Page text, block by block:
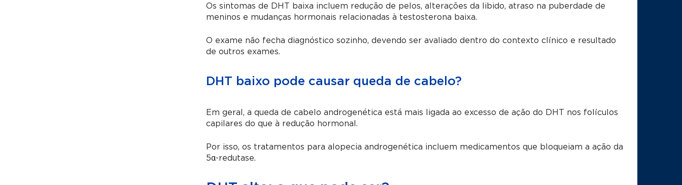
Os sintomas de DHT baixa incluem redução de pelos, alterações da libido, atraso na puberdade de
meninos e mudanças hormonais relacionadas à testosterona baixa.
O exame não fecha diagnóstico sozinho, devendo ser avaliado dentro do contexto clínico e resultado
de outros exames.
DHT baixo pode causar queda de cabelo?
Em geral, a queda de cabelo androgenética está mais ligada ao excesso de ação do DHT nos folículos
capilares do que à redução hormonal.
Por isso, os tratamentos para alopecia androgenética incluem medicamentos que bloqueiam a ação da
5α-redutase.